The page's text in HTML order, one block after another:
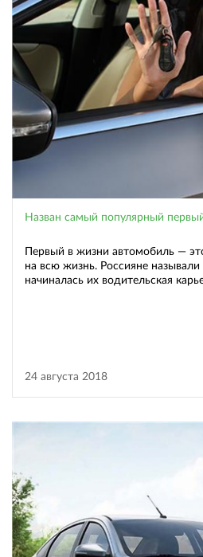
Назван самый популярный
Первый в жизни автомобиль —
на всю жизнь. Россияне
начиналась их водительская
24 августа 2018